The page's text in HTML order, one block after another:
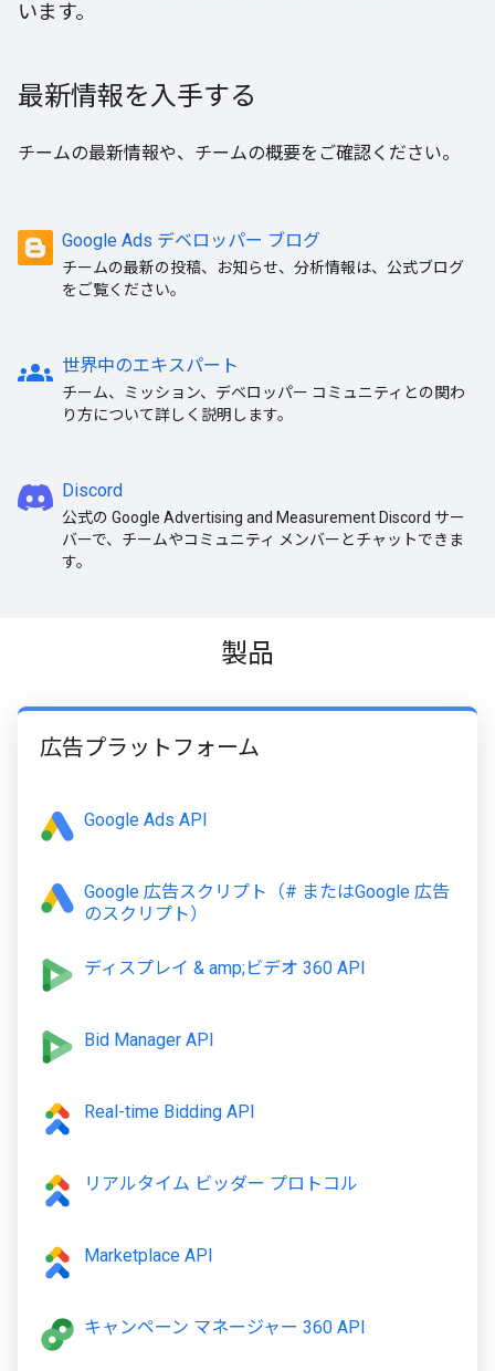
います。
最新情報を入手する
チームの最新情報や、チームの概要をご確認ください。
Google Ads デベロッパー ブログ
チームの最新の投稿、お知らせ、分析情報は、公式ブログ
をご覧ください。
groups 世界中のエキスパート
チーム、ミッション、デベロッパー コミュニティとの関わ
り方について詳しく説明します。
Discord
公式の Google Advertising and Measurement Discord サー
バーで、チームやコミュニティ メンバーとチャットできま
す。
製品
広告プラットフォーム
Google Ads API
Google 広告スクリプト（# またはGoogle 広告
のスクリプト）
ディスプレイ & amp;ビデオ 360 API
Bid Manager API
Real-time Bidding API
リアルタイム ビッダー プロトコル
Marketplace API
キャンペーン マネージャー 360 API